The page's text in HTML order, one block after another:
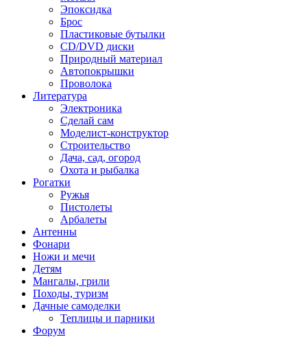
Эпоксидка
Брос
Пластиковые бутылки
CD/DVD диски
Природный материал
Автопокрышки
Проволока
Литература
Электроника
Сделай сам
Моделист-конструктор
Строительство
Дача, сад, огород
Охота и рыбалка
Рогатки
Ружья
Пистолеты
Арбалеты
Антенны
Фонари
Ножи и мечи
Детям
Мангалы, грили
Походы, туризм
Дачные самоделки
Теплицы и парники
Форум